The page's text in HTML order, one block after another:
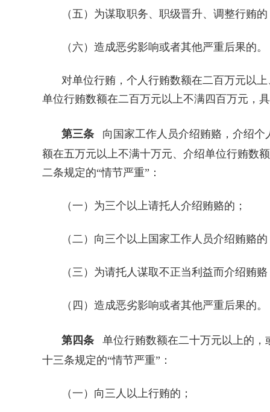
（五）为谋取职务、职级晋升、调整行贿的
（六）造成恶劣影响或者其他严重后果的。
对单位行贿，个人行贿数额在二百万元以
单位行贿数额在二百万元以上不满四百万元，
第三条 向国家工作人员介绍贿赂，介绍
额在五万元以上不满十万元、介绍单位行贿数
二条规定的“情节严重”：
（一）为三个以上请托人介绍贿赂的；
（二）向三个以上国家工作人员介绍贿赂的
（三）为请托人谋取不正当利益而介绍贿
（四）造成恶劣影响或者其他严重后果的。
第四条 单位行贿数额在二十万元以上的
十三条规定的“情节严重”：
（一）向三人以上行贿的；